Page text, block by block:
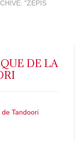
"ZEPIS
DE LA